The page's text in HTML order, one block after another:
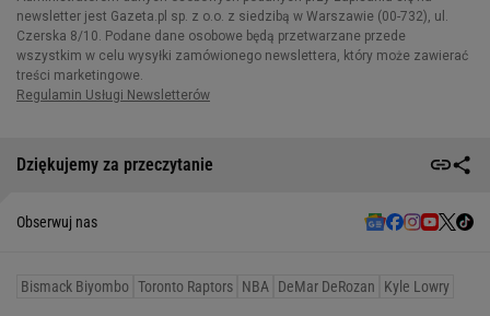
Dziękujemy za przeczytanie
Obserwuj nas
Bismack Biyombo Toronto Raptors NBA DeMar DeRozan Kyle Lowry